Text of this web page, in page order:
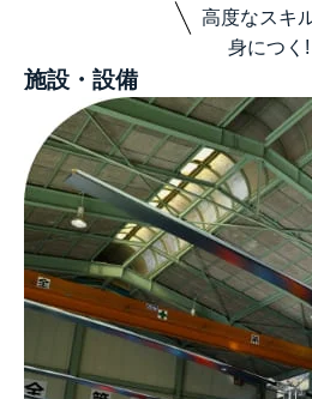
高度なスキ
身につく!
施設・設備